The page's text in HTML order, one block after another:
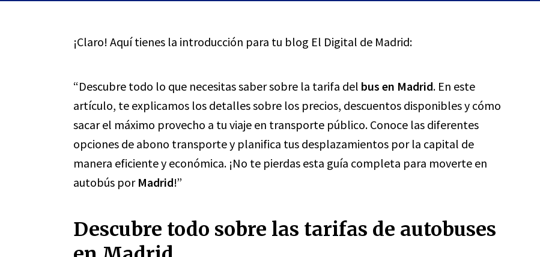
¡Claro! Aquí tienes la introducción para tu blog El Digital de Madrid:
“Descubre todo lo que necesitas saber sobre la tarifa del bus en Madrid. En este
artículo, te explicamos los detalles sobre los precios, descuentos disponibles y cómo
sacar el máximo provecho a tu viaje en transporte público. Conoce las diferentes
opciones de abono transporte y planifica tus desplazamientos por la capital de
manera eficiente y económica. ¡No te pierdas esta guía completa para moverte en
autobús por Madrid!”
Descubre todo sobre las tarifas de autobuses